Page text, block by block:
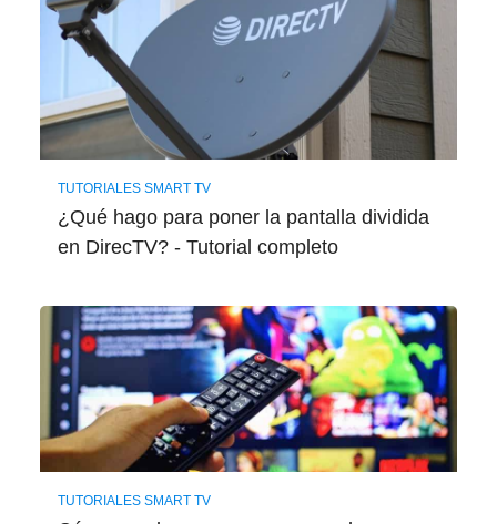
TUTORIALES SMART TV
¿Qué hago para poner la pantalla dividida
en DirecTV? - Tutorial completo
TUTORIALES SMART TV